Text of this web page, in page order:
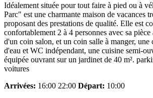
Idéalement située pour tout faire à pied ou à
Parc" est une charmante maison de vacances
proposant des prestations de qualité. Elle est
confortablement 2 à 4 personnes avec sa
d'un coin salon, et un coin salle à manger, une
d'eau et WC indépendant, une cuisine semi-
équipée ouvrant sur un jardinet de 40 m².
voitures
Arrivées: 16:00 22:00 Départ: 10:00